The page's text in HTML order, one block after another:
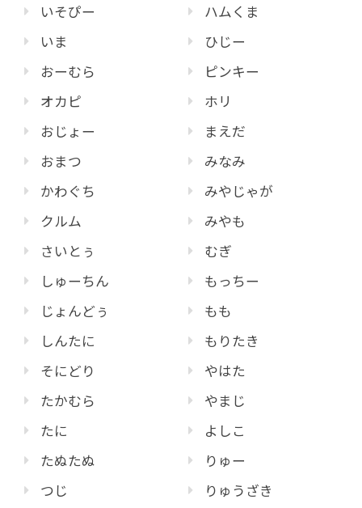
いそぴー
いま
おーむら
オカピ
おじょー
おまつ
かわぐち
クルム
さいとぅ
しゅーちん
じょんどぅ
しんたに
そにどり
たかむら
たに
たぬたぬ
つじ
ハムくま
ひじー
ピンキー
ホリ
まえだ
みなみ
みやじゃが
みやも
むぎ
もっちー
もも
もりたき
やはた
やまじ
よしこ
りゅー
りゅうざき